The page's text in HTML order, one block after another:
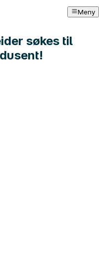
Meny
søkes til